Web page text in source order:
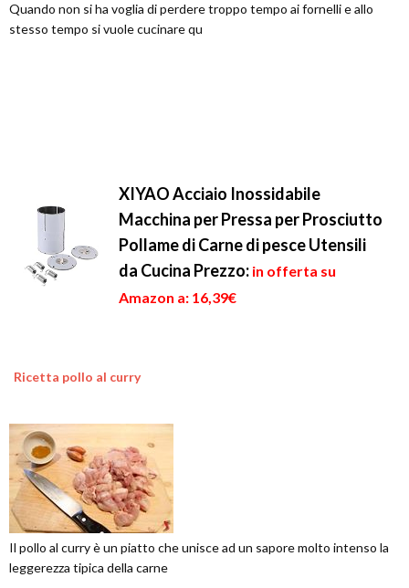
Quando non si ha voglia di perdere troppo tempo ai fornelli e allo
stesso tempo si vuole cucinare qu
XIYAO Acciaio Inossidabile
Macchina per Pressa per Prosciutto
Pollame di Carne di pesce Utensili
da Cucina Prezzo: in offerta su
Amazon a: 16,39€
Ricetta pollo al curry
Il pollo al curry è un piatto che unisce ad un sapore molto intenso la
leggerezza tipica della carne